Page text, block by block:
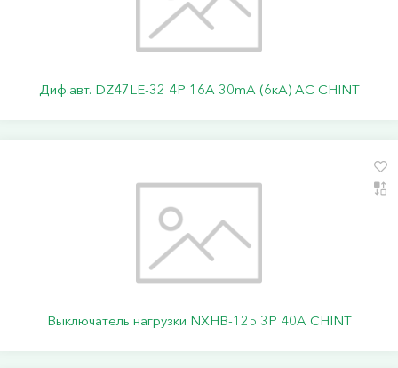
Диф.авт. DZ47LE-32 4P 16А 30mA (6кА) АС CHINT
Выключатель нагрузки NXHB-125 3P 40A CHINT